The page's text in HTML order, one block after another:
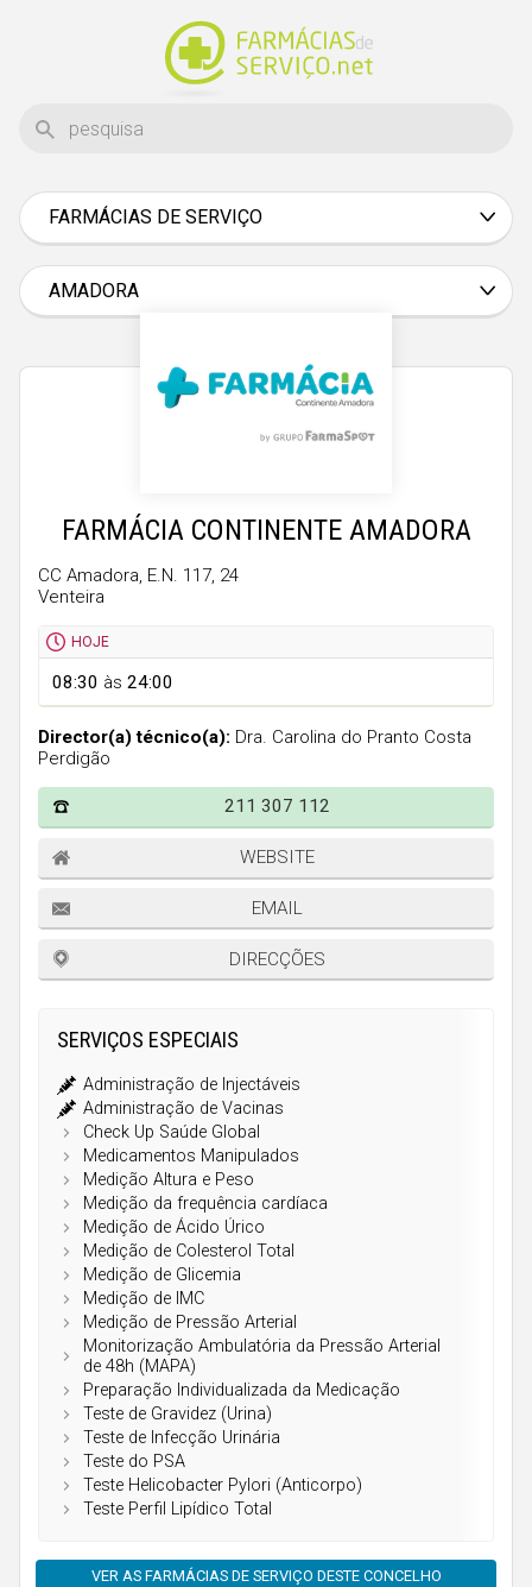
FARMÁCIAS DE SERVIÇO
Braga
Bragança
Castelo Branco
Faro
Guarda
Lisboa
Portalegre
Porto
Santarém
Setúbal
Viana do Castelo
Vila Real
Viseu
Madeira
Açores
AMADORA
FARMÁCIA CONTINENTE AMADORA
CC Amadora, E.N. 117, 24
Venteira
HOJE
08:30 às 24:00
Director(a) técnico(a): Dra. Carolina do Pranto Costa
Perdigão
211 307 112
WEBSITE
EMAIL
DIRECÇÕES
SERVIÇOS ESPECIAIS
Administração de Injectáveis
Administração de Vacinas
Check Up Saúde Global
Medicamentos Manipulados
Medição Altura e Peso
Medição da frequência cardíaca
Medição de Ácido Úrico
Medição de Colesterol Total
Medição de Glicemia
Medição de IMC
Medição de Pressão Arterial
Monitorização Ambulatória da Pressão Arterial
de 48h (MAPA)
Preparação Individualizada da Medicação
Teste de Gravidez (Urina)
Teste de Infecção Urinária
Teste do PSA
Teste Helicobacter Pylori (Anticorpo)
Teste Perfil Lipídico Total
VER AS FARMÁCIAS DE SERVIÇO DESTE CONCELHO